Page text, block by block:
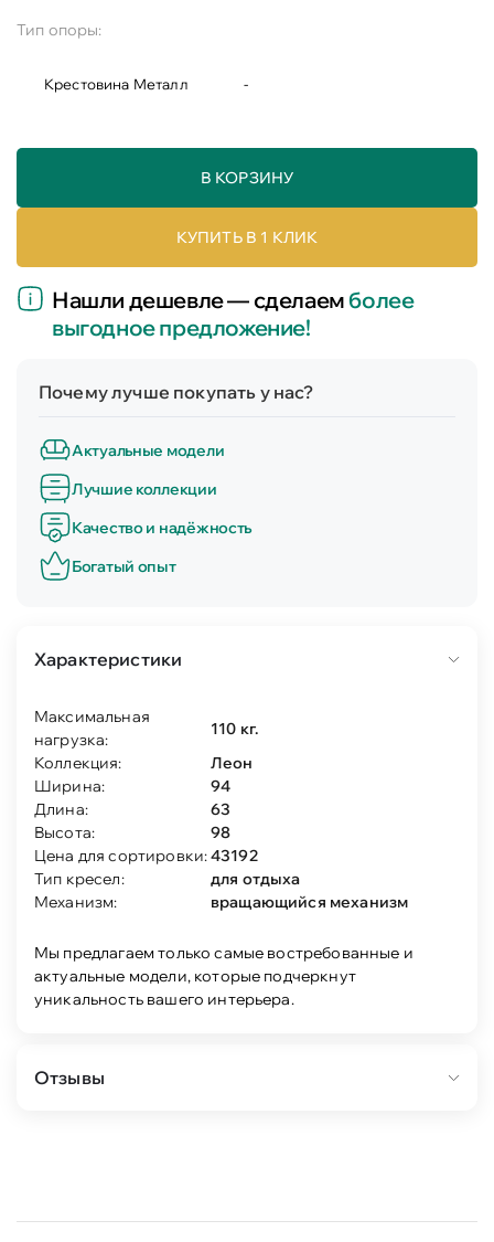
Тип опоры:
Крестовина Металл -
В КОРЗИНУ
КУПИТЬ В 1 КЛИК
Нашли дешевле — сделаемболее
выгодное предложение!
Почему лучше покупать у нас?
Актуальные модели
Лучшие коллекции
Качество и надёжность
Богатый опыт
Характеристики
Максимальная
нагрузка:
110 кг.
Коллекция:
Леон
Ширина:
94
Длина:
63
Высота:
98
Цена для сортировки:43192
Тип кресел:
для отдыха
Механизм:
вращающийся механизм
Мы предлагаем только самые востребованные и
актуальные модели, которые подчеркнут
уникальность вашего интерьера.
Отзывы